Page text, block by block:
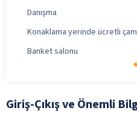
Danışma
Konaklama yerinde ücretli
Banket salonu
Giriş-Çıkış ve Önemli